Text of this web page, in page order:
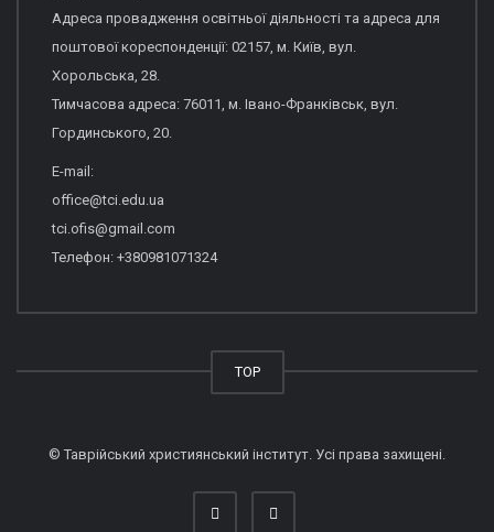
Адреса провадження освітньої діяльності та адреса для
поштової кореспонденції: 02157, м. Київ, вул.
Хорольська, 28.
Тимчасова адреса: 76011, м. Івано-Франківськ, вул.
Гординського, 20.
E-mail:
office@tci.edu.ua
tci.ofis@gmail.com
Телефон: +380981071324
TOP
© Таврійський християнський інститут. Усі права захищені.